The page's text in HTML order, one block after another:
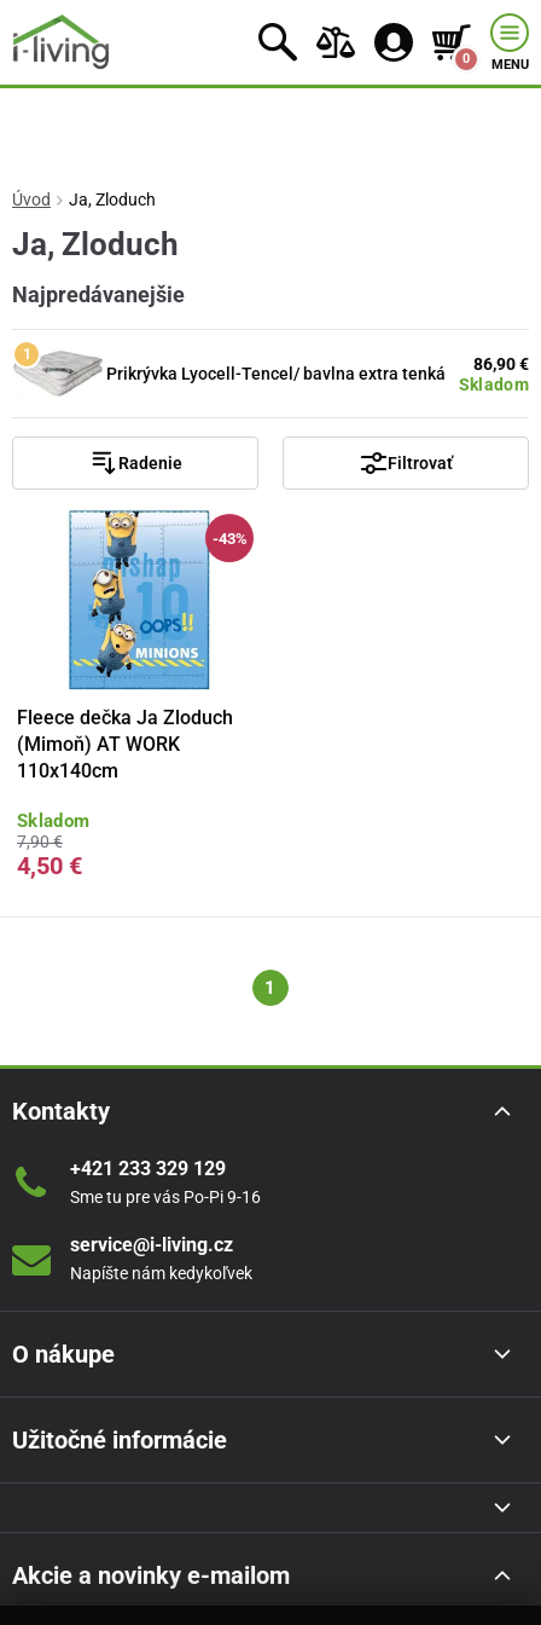
0 MENU
Úvod Ja, Zloduch
Ja, Zloduch
Najpredávanejšie
Prikrývka Lyocell-Tencel/ bavlna extra tenká
Skladom
86,90 €
Radenie Filtrovať
-43%
Fleece dečka Ja Zloduch
(Mimoň) AT WORK
110x140cm
Skladom
7,90 €
4,50 €
1
Kontakty
+421 233 329 129
Sme tu pre vás Po-Pi 9-16
service@i-living.cz
Napíšte nám kedykoľvek
O nákupe
Užitočné informácie
Akcie a novinky e-mailom